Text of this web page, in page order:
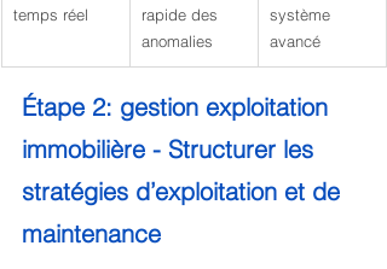
temps réel
rapide des
anomalies
système
avancé
Étape 2: gestion exploitation
immobilière - Structurer les
stratégies d’exploitation et de
maintenance